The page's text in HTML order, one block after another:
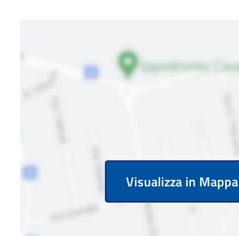
Visualizza in Mappa